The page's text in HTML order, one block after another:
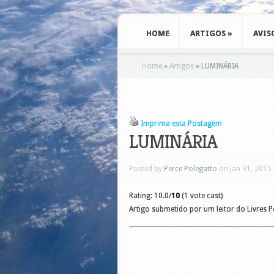
HOME ARTIGOS »
Home » Artigos » LUMINÁRIA
Imprima esta Postagem
LUMINÁRIA
Posted by Perce Polegatto on jan 31, 2015
Rating: 10.0/10 (1 vote cast)
Artigo submetido por um leitor do Livres